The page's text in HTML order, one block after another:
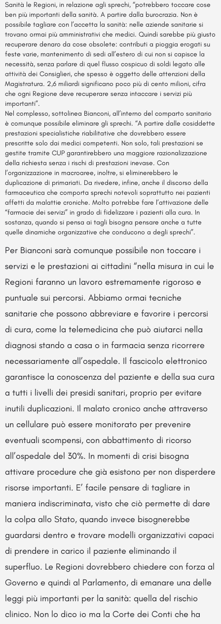
Sanità le Regioni, in relazione agli sprechi, “potrebbero toccare cose
ben più importanti della sanità. A partire dalla burocrazia. Non è
possibile tagliare con l’accetta la sanità: nelle aziende sanitarie si
trovano ormai più amministrativi che medici. Quindi sarebbe più giusto
recuperare denaro da cose obsolete: contributi a pioggia erogati su
feste varie, mantenimento di sedi all’estero di cui non si capisce la
necessità, senza parlare di quel flusso cospicuo di soldi legato alle
attività dei Consiglieri, che spesso è oggetto delle attenzioni della
Magistratura. 2,6 miliardi significano poco più di cento milioni, cifra
che ogni Regione deve recuperare senza intaccare i servizi più
importanti”.
Nel complesso, sottolinea Bianconi, all’interno del comparto sanitario
è comunque possibile eliminare gli sprechi. “A partire dalle cosiddette
prestazioni specialistiche riabilitative che dovrebbero essere
prescritte solo dai medici competenti. Non solo, tali prestazioni se
gestite tramite CUP garantirebbero una maggiore razionalizzazione
della richiesta senza i rischi di prestazioni inevase. Con
l’organizzazione in macroaree, inoltre, si eliminerebbero le
duplicazione di primariati. Da rivedere, infine, anche il discorso della
farmaceutica che comporta sprechi notevoli soprattutto nei pazienti
affetti da malattie croniche. Molto potrebbe fare l’attivazione delle
“farmacie dei servizi” in grado di fidelizzare i pazienti alla cura. In
sostanza, quando si pensa ai tagli bisogna pensare anche a tutte
quelle dinamiche organizzative che conducono a degli sprechi”.
Per Bianconi sarà comunque possibile non toccare i
servizi e le prestazioni ai cittadini “nella misura in cui le
Regioni faranno un lavoro estremamente rigoroso e
puntuale sui percorsi. Abbiamo ormai tecniche
sanitarie che possono abbreviare e favorire i percorsi
di cura, come la telemedicina che può aiutarci nella
diagnosi stando a casa o in farmacia senza ricorrere
necessariamente all’ospedale. Il fascicolo elettronico
garantisce la conoscenza del paziente e della sua cura
a tutti i livelli dei presidi sanitari, proprio per evitare
inutili duplicazioni. Il malato cronico anche attraverso
un cellulare può essere monitorato per prevenire
eventuali scompensi, con abbattimento di ricorso
all’ospedale del 30%. In momenti di crisi bisogna
attivare procedure che già esistono per non disperdere
risorse importanti. E’ facile pensare di tagliare in
maniera indiscriminata, visto che ciò permette di dare
la colpa allo Stato, quando invece bisognerebbe
guardarsi dentro e trovare modelli organizzativi capaci
di prendere in carico il paziente eliminando il
superfluo. Le Regioni dovrebbero chiedere con forza al
Governo e quindi al Parlamento, di emanare una delle
leggi più importanti per la sanità: quella del rischio
clinico. Non lo dico io ma la Corte dei Conti che ha